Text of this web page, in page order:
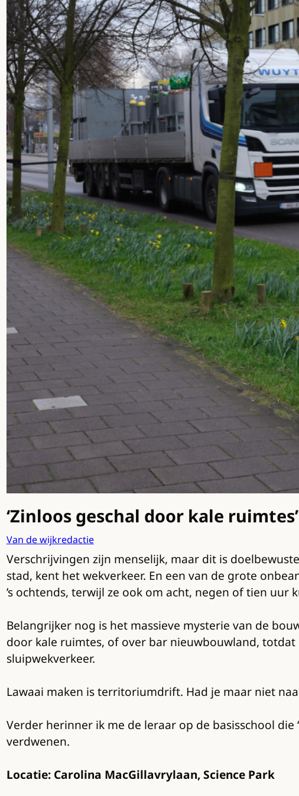
‘Zinloos geschal door kale ruimtes’
Van de wijkredactie
Verschrijvingen zijn menselijk, maar dit is
stad, kent het wekverkeer. En een van de grote
’s ochtends, terwijl ze ook om acht, negen of tien uur
Belangrijker nog is het massieve mysterie van de
door kale ruimtes, of over bar nieuwbouwland,
sluipwekverkeer.
Lawaai maken is territoriumdrift. Had je maar niet
Verder herinner ik me de leraar op de basisschool die
verdwenen.
Locatie: Carolina MacGillavrylaan, Science Park